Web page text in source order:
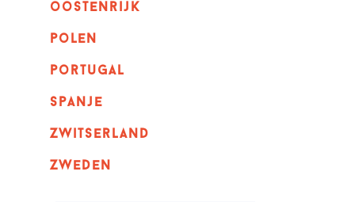
oostenrijk
polen
portugal
spanje
zwitserland
zweden